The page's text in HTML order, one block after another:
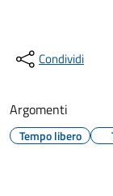
Condividi
Argomenti
Tempo libero